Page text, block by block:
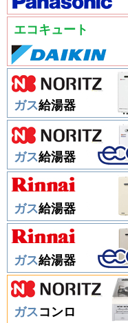
エコキュート
ガス給湯器
ガス給湯器
ガス給湯器
ガス給湯器
ガス コンロ